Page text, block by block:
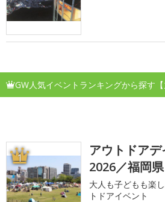
GW人気イベントランキングから探す【
1
アウトドア
2026／福岡県
大人も子どもも楽
トドアイベント